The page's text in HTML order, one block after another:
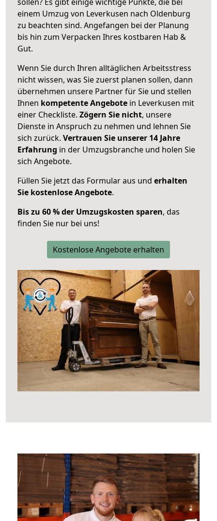
einem Umzug von Leverkusen nach Oldenburg
zu beachten sind. Angefangen bei der Planung
bis hin zum Verpacken Ihres kostbaren Hab &
Gut.
Wenn Sie durch Ihren alltäglichen Arbeitsstress
nicht wissen, was Sie zuerst planen sollen, dann
übernehmen unsere Partner für Sie und stellen
Ihnen kompetente Angebote in Leverkusen mit
einer Checkliste. Zögern Sie nicht, unsere
Dienste in Anspruch zu nehmen und lehnen Sie
sich zurück. Vertrauen Sie unserer 14 Jahre
Erfahrung in der Umzugsbranche und holen Sie
sich Angebote.
Füllen Sie jetzt das Formular aus und erhalten
Sie kostenlose Angebote.
Bis zu 60 % der Umzugskosten sparen, das
finden Sie nur bei uns!
Kostenlose Angebote erhalten